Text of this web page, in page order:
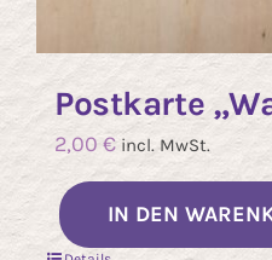
Postkarte
2,00 € incl. MwSt.
IN DEN